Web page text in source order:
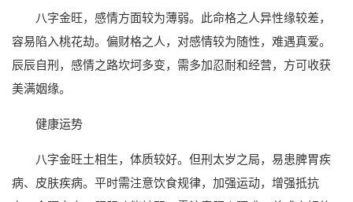
八字金旺，感情方面较为薄弱。此命格之人异性缘较差，
容易陷入桃花劫。偏财格之人，对感情较为随性，难遇真爱。
辰辰自刑，感情之路坎坷多变，需多加忍耐和经营，方可收获
美满姻缘。
健康运势
八字金旺土相生，体质较好。但刑太岁之局，易患脾胃疾
病、皮肤疾病。平时需注意饮食规律，加强运动，增强抵抗